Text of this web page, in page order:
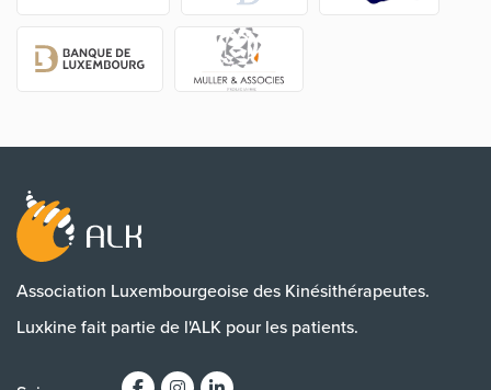
Association Luxembourgeoise des Kinésithérapeutes.
Luxkine fait partie de l'ALK pour les patients.